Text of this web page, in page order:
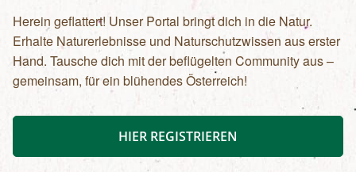
Herein geflattert! Unser Portal bringt dich in die Natur.
Erhalte Naturerlebnisse und Naturschutzwissen aus erster
Hand. Tausche dich mit der beflügelten Community aus –
gemeinsam, für ein blühendes Österreich!
HIER REGISTRIEREN